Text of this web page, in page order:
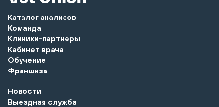
Каталог анализов
Команда
Клиники-партнеры
Кабинет врача
Обучение
Франшиза
Новости
Выездная служба